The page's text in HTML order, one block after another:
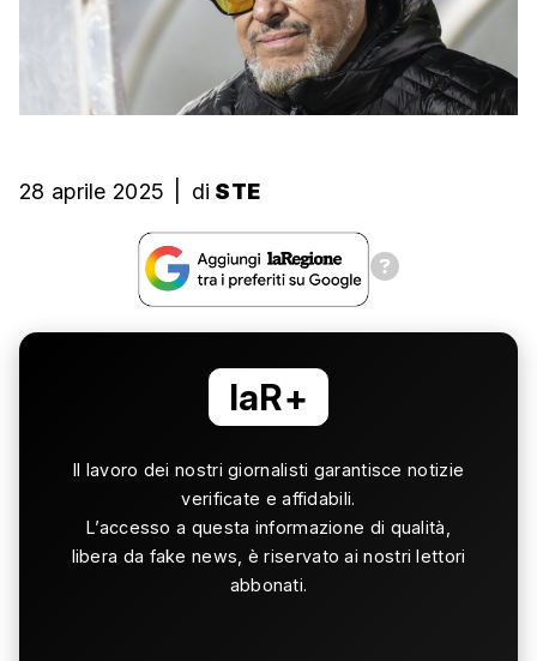
28 aprile 2025 di STE
laR+
Il lavoro dei nostri giornalisti garantisce notizie
verificate e affidabili.
L’accesso a questa informazione di qualità,
libera da fake news, è riservato ai nostri lettori
abbonati.